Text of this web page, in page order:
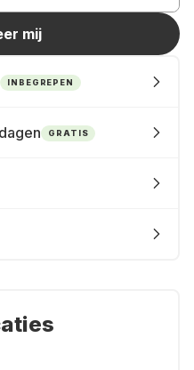
mij
INBEGREPEN
GRATIS